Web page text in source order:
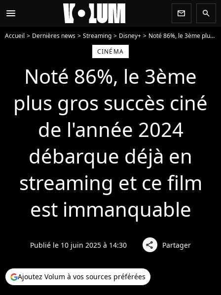
menu newsletter search
Accueil Dernières news Streaming Disney+
Noté 86%, le 3ème plus gros succès ciné de l'année 2024 débarque déjà en streaming et ce film est immanquable
CINÉMA
Noté 86%, le 3ème
plus gros succès ciné
de l'année 2024
débarque déjà en
streaming et ce film
est immanquable
Publié le 10 juin 2025 à 14:30 share Partager
Ajoutez Volum à vos sources préférées